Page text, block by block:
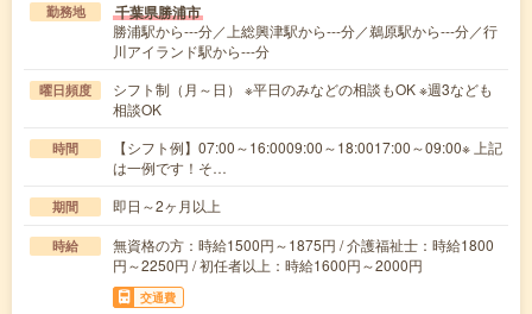
勤務地 千葉県勝浦市
勝浦駅から---分／上総興津駅から---分／鵜原駅から---分／行
川アイランド駅から---分
曜日頻度
シフト制（月～日） ※平日のみなどの相談もOK ※週3なども
相談OK
時間
【シフト例】07:00～16:0009:00～18:0017:00～09:00※ 上記
は一例です！そ…
期間 即日～2ヶ月以上
時給
無資格の方：時給1500円～1875円 / 介護福祉士：時給1800
円～2250円 / 初任者以上：時給1600円～2000円
交通費